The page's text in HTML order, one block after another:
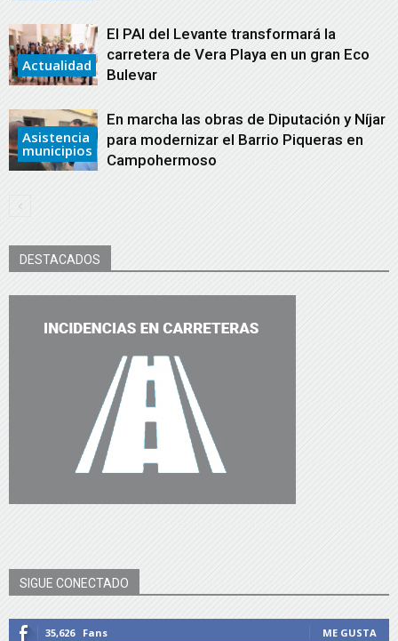
Actualidad
El PAI del Levante transformará la
carretera de Vera Playa en un gran Eco
Bulevar
Asistencia
municipios
En marcha las obras de Diputación y Níjar
para modernizar el Barrio Piqueras en
Campohermoso
DESTACADOS
SIGUE CONECTADO
35,626 Fans ME GUSTA